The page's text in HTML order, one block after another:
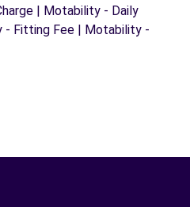
| Motability - Daily
- Fitting Fee | Motability -